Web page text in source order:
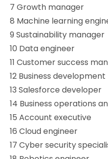
7 Growth manager
8 Machine learning
9 Sustainability manager
10 Data engineer
11 Customer success
12 Business
13 Salesforce developer
14 Business operations
15 Account executive
16 Cloud engineer
17 Cyber security